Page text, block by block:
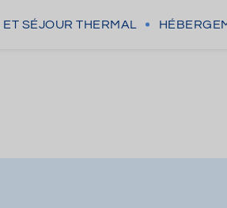
ET SÉJOUR THERMAL